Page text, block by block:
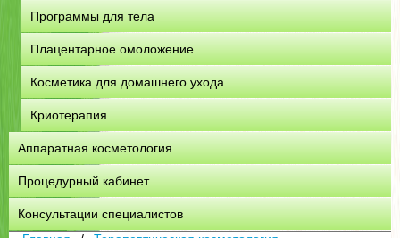
Программы для тела
Плацентарное омоложение
Косметика для домашнего ухода
Криотерапия
Аппаратная косметология
Процедурный кабинет
Консультации специалистов